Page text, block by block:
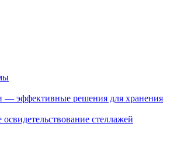
— эффективные решения для хранения
стеллажей